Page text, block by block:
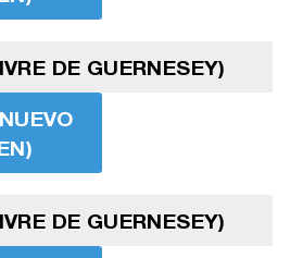
DE GUERNESEY)
DE GUERNESEY)